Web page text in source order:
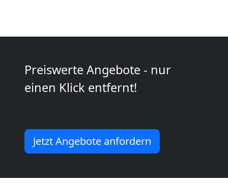
Preiswerte Angebote - nur
einen Klick entfernt!
Jetzt Angebote anfordern
Feldkirch
Kunsttransport
Umzug